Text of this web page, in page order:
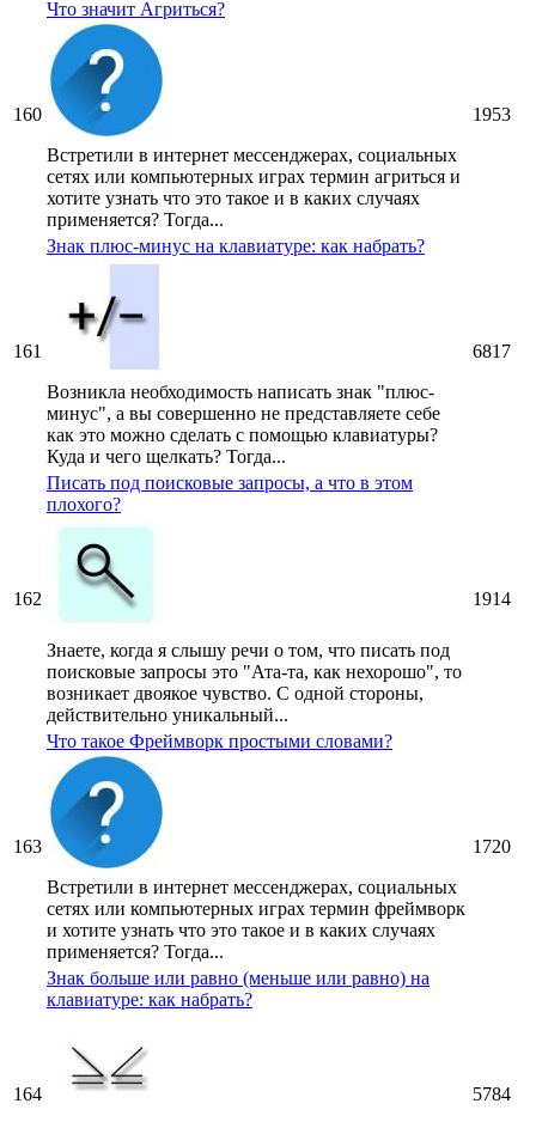
160
Что значит Агриться?
Встретили в интернет мессенджерах, социальных
сетях или компьютерных играх термин агриться и
хотите узнать что это такое и в каких случаях
применяется? Тогда...
1953
161
Знак плюс-минус на клавиатуре: как набрать?
Возникла необходимость написать знак "плюс-
минус", а вы совершенно не представляете себе
как это можно сделать с помощью клавиатуры?
Куда и чего щелкать? Тогда...
6817
162
Писать под поисковые запросы, а что в этом
плохого?
Знаете, когда я слышу речи о том, что писать под
поисковые запросы это "Ата-та, как нехорошо", то
возникает двоякое чувство. С одной стороны,
действительно уникальный...
1914
163
Что такое Фреймворк простыми словами?
Встретили в интернет мессенджерах, социальных
сетях или компьютерных играх термин фреймворк
и хотите узнать что это такое и в каких случаях
применяется? Тогда...
1720
164
Знак больше или равно (меньше или равно) на
клавиатуре: как набрать?
5784